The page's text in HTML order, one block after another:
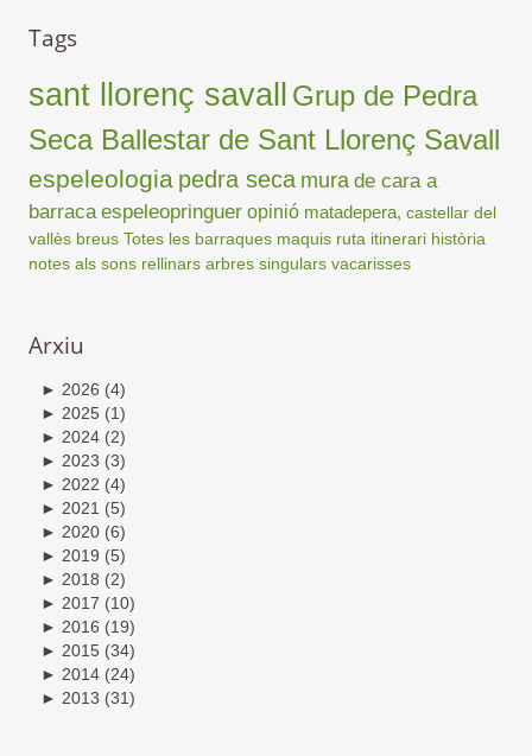
Tags
sant llorenç savall
Grup de Pedra
Seca Ballestar de Sant Llorenç Savall
espeleologia pedra seca mura de cara a
barraca espeleopringuer opinió matadepera,castellar del
vallès breus Totes les barraques maquis ruta itinerari història
notes als sons rellinars arbres singulars vacarisses
Arxiu
► 2026 (4)
► 2025 (1)
► 2024 (2)
► 2023 (3)
► 2022 (4)
► 2021 (5)
► 2020 (6)
► 2019 (5)
► 2018 (2)
► 2017 (10)
► 2016 (19)
► 2015 (34)
► 2014 (24)
► 2013 (31)